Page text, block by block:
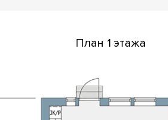
План 1 этажа